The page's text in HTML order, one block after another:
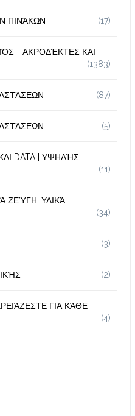
ΠΙΝΆΚΩΝ (17)
- ΑΚΡΟΔΈΚΤΕΣ ΚΑΙ
(1383)
(87)
(5)
DATA | ΥΨΗΛΉΣ
(11)
ΖΕΎΓΗ, ΥΛΙΚΆ
(34)
(3)
(2)
ΓΙΑ ΚΆΘΕ
(4)